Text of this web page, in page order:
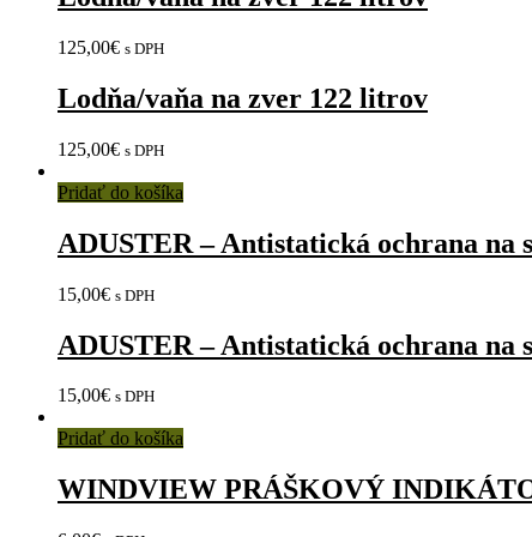
125,00€ s DPH
Lodňa/vaňa na zver 122 litrov
125,00€ s DPH
Pridať do košíka
ADUSTER – Antistatická ochrana na
15,00€ s DPH
ADUSTER – Antistatická ochrana na
15,00€ s DPH
Pridať do košíka
WINDVIEW PRÁŠKOVÝ